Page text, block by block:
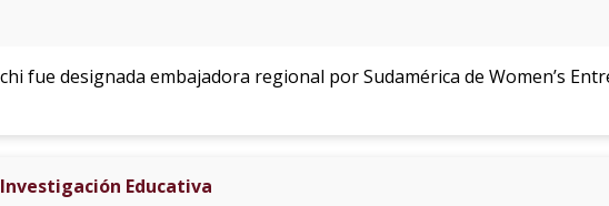
fue designada embajadora regional por Sudamérica de Women’s
Educativa